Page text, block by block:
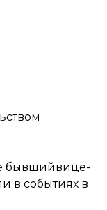
бывшийвице-
в событиях в